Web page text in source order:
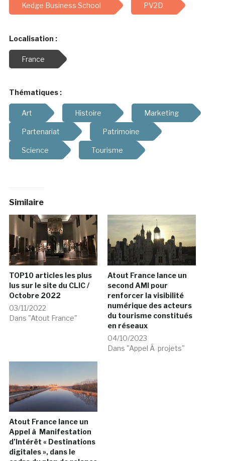
Kedge Business School PV2D
Localisation :
France
Thématiques :
Art Histoire Marketing
Partenariat Patrimoine
Science Tourisme
Similaire
TOP10 articles les plus
lus sur le site du CLIC /
Octobre 2022
03/11/2022
Dans "Atout France"
Atout France lance un
second AMI pour
renforcer la visibilité
numérique des acteurs
du tourisme constitués
en réseaux
04/10/2023
Dans "Appel Ã projets"
Atout France lance un
Appel à Manifestation
d’Intérêt « Destinations
digitales », dans le